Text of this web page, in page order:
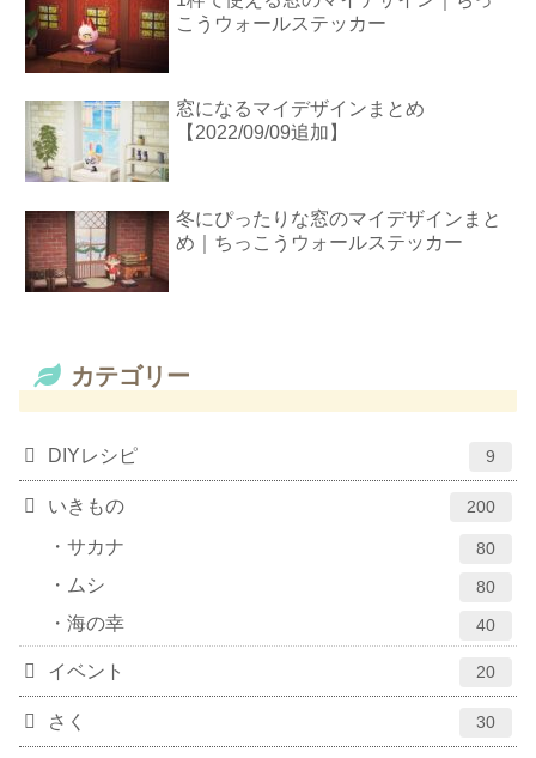
こうウォールステッカー
窓になるマイデザインまとめ
【2022/09/09追加】
冬にぴったりな窓のマイデザインまと
め｜ちっこうウォールステッカー
カテゴリー
DIYレシピ 9
いきもの 200
サカナ 80
ムシ 80
海の幸 40
イベント 20
さく 30